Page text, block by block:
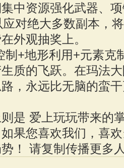
中资源强化武器、
对绝大多数副本，
外观抽奖上。
+地形利用+元素克
质的飞跃。在玛法
，永远比无脑的蛮
是 爱上玩玩带来的
果您喜欢我们，喜
！
请复制传播更多